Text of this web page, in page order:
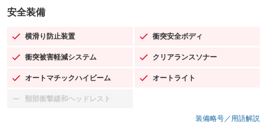
安全装備
横滑り防止装置
：装備あり 衝突安全ボディ
：装備あり
衝突被害軽減システム
：装備あり クリアランスソナー
：装備あり
オートマチックハイビーム
：装備あり オートライト
：装備あり
頸部衝撃緩和ヘッドレスト
：装備なし
装備略号／用語解説